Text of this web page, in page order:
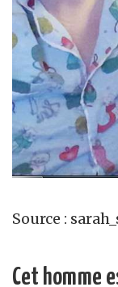
Source :
Cet homme